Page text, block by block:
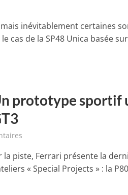
inévitablement certaines
cas de la SP48 Unica basée
prototype sportif
piste, Ferrari présente la
« Special Projects » : la